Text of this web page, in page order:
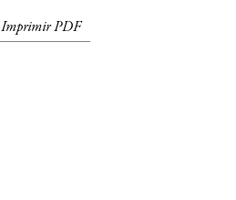
Imprimir PDF